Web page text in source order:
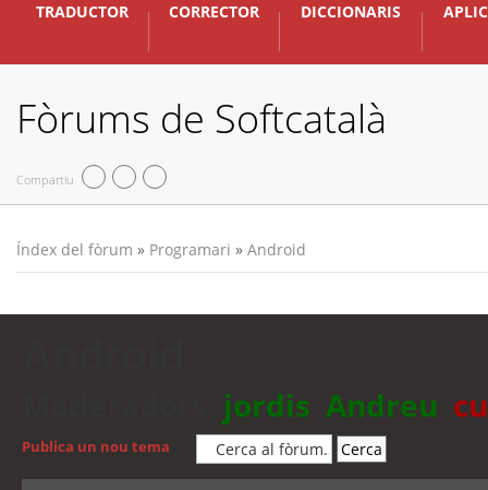
TRADUCTOR CORRECTOR DICCIONARIS
Fòrums de Softcatalà
Compartiu
Índex del fòrum » Programari » Android
jordis Andreu
Publica un nou tema